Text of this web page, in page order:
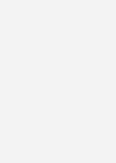
dem ERE
von uns
gebündelt und